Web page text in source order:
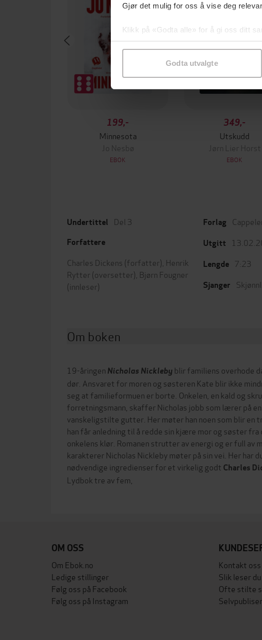
Gjør det mulig for oss å vise deg
Klikk på «Godta alle» for å gi oss ditt
samtykke til spesifikke formål ved å
Godta utvalgte
199,-
Minnesota
Jo Nesbø
EBOK
349,-
Utskudd
Jørn Lier Horst
EBOK
Undertittel Del 3
Forfattere
Charles Dickens (forfatter), Henrik
Rytter (oversetter), Bjørn Fougner
(innleser)
Forlag
Utgitt
Lengde 7:23
Sjanger
Om boken
19-åringen Nicholas Nickleby blir familiens overhode
dør. Ansvaret for moren og søsteren Kate blir ikke
seg at familieformuen er borte. Onkelen, en kald og
forretningsmann, skaffer Nicholas jobb som lærer på
vanskeligstilte gutter. Her møter han noen som blir en
han får anledning til å redde sin kjære mor og søster fra
onkelens klør. Romanen strutter av energi og er full av
karakterer Nicholas Nickleby møter på sin vei. Her har
nødvendige ingredienser for et virkelig godt Charles
Lydbok tre av fem,
OM OSS
Om Ebok.no
Ledige stillinger
Følg oss på Facebook
Følg oss på Instagram
Kontakt oss
Slik leser
Ofte stilte